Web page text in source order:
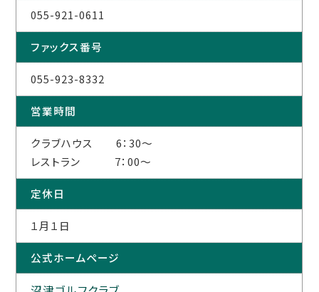
055-921-0611
ファックス番号
055-923-8332
営業時間
クラブハウス 6：30～
レストラン 7：00～
定休日
１月１日
公式ホームページ